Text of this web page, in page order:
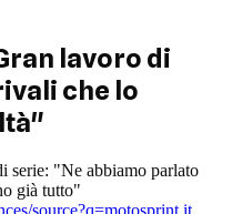
lavoro di
che lo
serie: "Ne abbiamo parlato
già tutto"
source?q=motosprint.it,